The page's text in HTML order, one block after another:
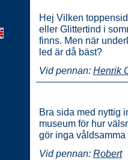
Hej Vilken
eller Glittertind i
finns. Men när
led är då bäst?
Vid pennan: Henrik
Bra sida med nyttig
museum för hur
gör inga
Vid pennan: Robert